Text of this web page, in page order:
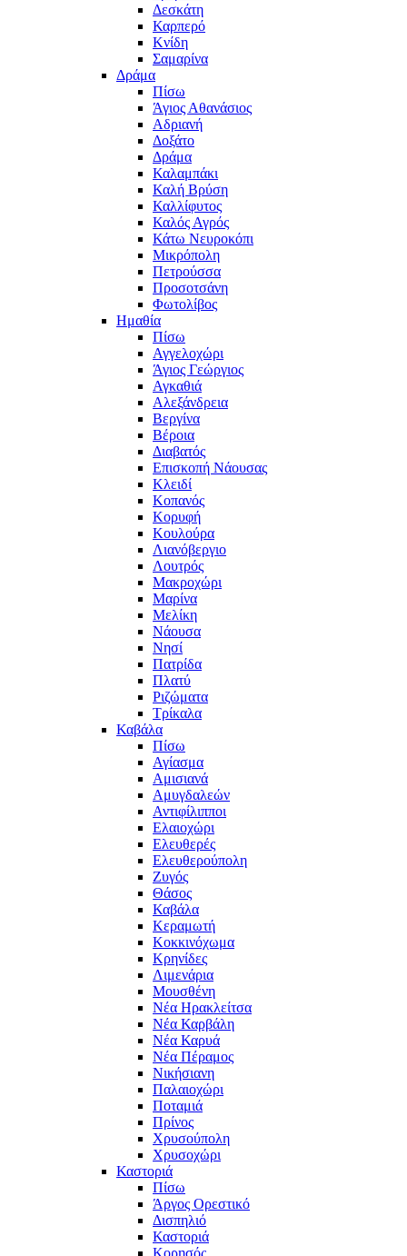
Δεσκάτη
Καρπερό
Κνίδη
Σαμαρίνα
Δράμα
Πίσω
Άγιος Αθανάσιος
Αδριανή
Δοξάτο
Δράμα
Καλαμπάκι
Καλή Βρύση
Καλλίφυτος
Καλός Αγρός
Κάτω Νευροκόπι
Μικρόπολη
Πετρούσσα
Προσοτσάνη
Φωτολίβος
Ημαθία
Πίσω
Αγγελοχώρι
Άγιος Γεώργιος
Αγκαθιά
Αλεξάνδρεια
Βεργίνα
Βέροια
Διαβατός
Επισκοπή Νάουσας
Κλειδί
Κοπανός
Κορυφή
Κουλούρα
Λιανόβεργιο
Λουτρός
Μακροχώρι
Μαρίνα
Μελίκη
Νάουσα
Νησί
Πατρίδα
Πλατύ
Ριζώματα
Τρίκαλα
Καβάλα
Πίσω
Αγίασμα
Αμισιανά
Αμυγδαλεών
Αντιφίλιπποι
Ελαιοχώρι
Ελευθερές
Ελευθερούπολη
Ζυγός
Θάσος
Καβάλα
Κεραμωτή
Κοκκινόχωμα
Κρηνίδες
Λιμενάρια
Μουσθένη
Νέα Ηρακλείτσα
Νέα Καρβάλη
Νέα Καρυά
Νέα Πέραμος
Νικήσιανη
Παλαιοχώρι
Ποταμιά
Πρίνος
Χρυσούπολη
Χρυσοχώρι
Καστοριά
Πίσω
Άργος Ορεστικό
Δισπηλιό
Καστοριά
Κορησός